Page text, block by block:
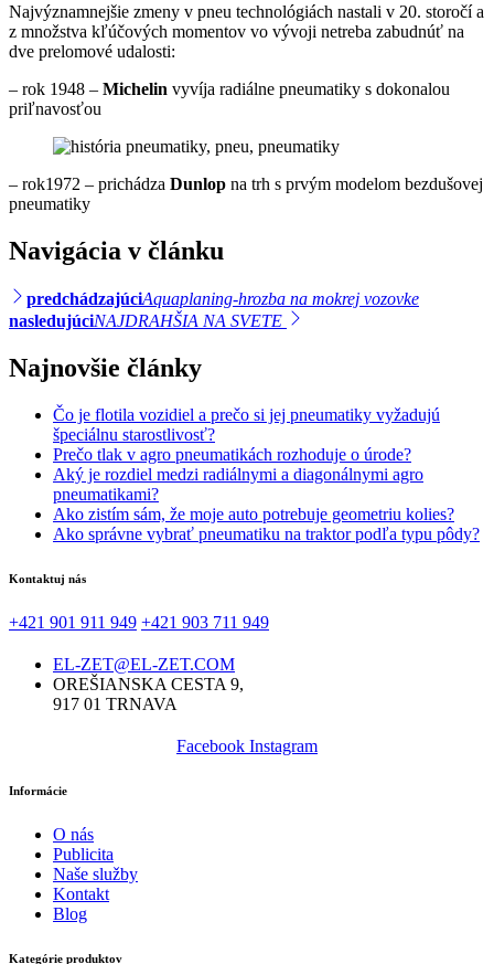
Najvýznamnejšie zmeny v pneu technológiách nastali v 20. storočí a
z množstva kľúčových momentov vo vývoji netreba zabudnúť na
dve prelomové udalosti:
– rok 1948 – Michelin vyvíja radiálne pneumatiky s dokonalou
priľnavosťou
– rok1972 – prichádza Dunlop na trh s prvým modelom bezdušovej
pneumatiky
Navigácia v článku
predchádzajúciAquaplaning-hrozba na mokrej vozovke
nasledujúciNAJDRAHŠIA NA SVETE
Najnovšie články
Čo je flotila vozidiel a prečo si jej pneumatiky vyžadujú
špeciálnu starostlivosť?
Prečo tlak v agro pneumatikách rozhoduje o úrode?
Aký je rozdiel medzi radiálnymi a diagonálnymi agro
pneumatikami?
Ako zistím sám, že moje auto potrebuje geometriu kolies?
Ako správne vybrať pneumatiku na traktor podľa typu pôdy?
Kontaktuj nás
+421 901 911 949 +421 903 711 949
EL-ZET@EL-ZET.COM
OREŠIANSKA CESTA 9,
917 01 TRNAVA
Facebook Instagram
Informácie
O nás
Publicita
Naše služby
Kontakt
Blog
Kategórie produktov